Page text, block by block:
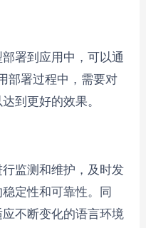
署到应用中，可以通
部署过程中，需要对
到更好的效果。
监测和维护，及时发
定性和可靠性。同
不断变化的语言环境